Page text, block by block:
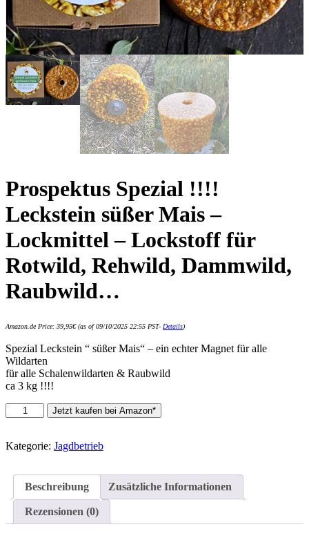
Prospektus Spezial !!!!
Leckstein süßer Mais –
Lockmittel – Lockstoff für
Rotwild, Rehwild, Dammwild,
Raubwild…
Amazon.de Price: 39,95€(as of 09/10/2025 22:55 PST- Details)
Spezial Leckstein “ süßer Mais“ – ein echter Magnet für alle
Wildarten
für alle Schalenwildarten & Raubwild
ca 3 kg !!!!
Prospektus
Spezial
Leckstein
Lockmittel
Lockstoff
Jetzt kaufen bei Amazon*
Kategorie: Jagdbetrieb
Beschreibung Zusätzliche Informationen
Rezensionen (0)